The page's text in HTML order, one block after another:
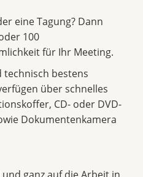
eine Tagung? Dann
100
für Ihr Meeting.
technisch bestens
über schnelles
CD- oder DVD-
Dokumentenkamera